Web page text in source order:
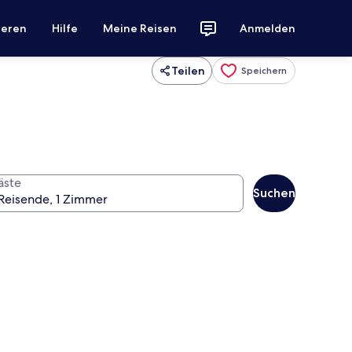
Hilfe Meine Reisen Anmelden
Teilen Speichern
Suchen